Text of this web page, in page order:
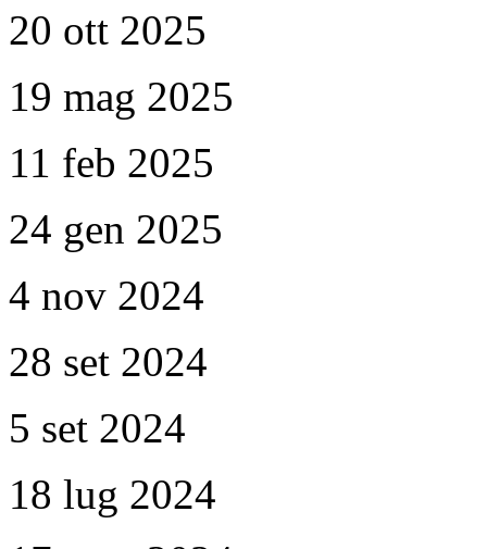
20 ott 2025
19 mag 2025
11 feb 2025
24 gen 2025
4 nov 2024
28 set 2024
5 set 2024
18 lug 2024